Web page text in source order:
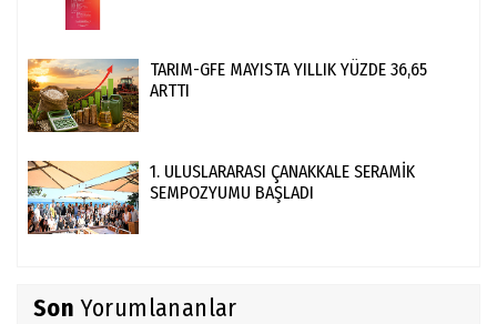
TARIM-GFE MAYISTA YILLIK YÜZDE 36,65
ARTTI
1. ULUSLARARASI ÇANAKKALE SERAMİK
SEMPOZYUMU BAŞLADI
Son Yorumlananlar